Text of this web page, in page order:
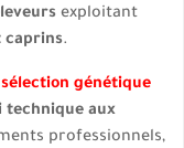
exploitant
caprins.
sélection génétique
technique aux
professionnels,